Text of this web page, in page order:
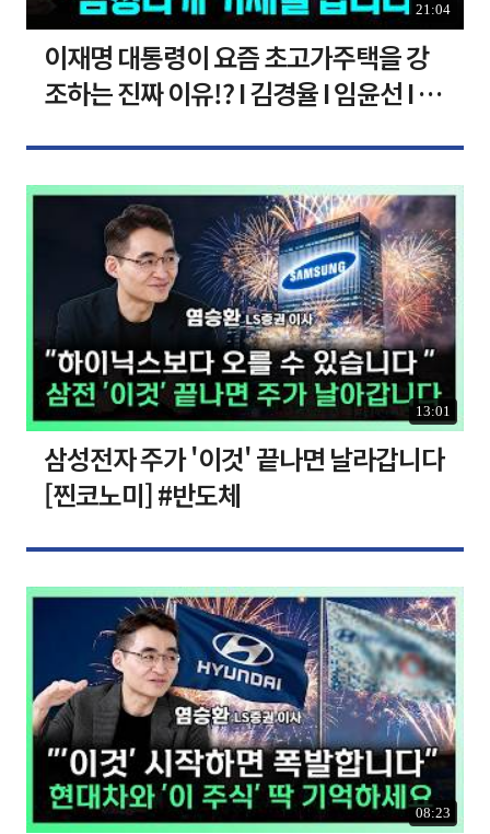
21:04
이재명 대통령이 요즘 초고가주택을 강
조하는 진짜 이유!? I 김경율 I 임윤선 I 정
13:01
삼성전자 주가 '이것' 끝나면 날라갑니다
[찐코노미] #반도체
08:23